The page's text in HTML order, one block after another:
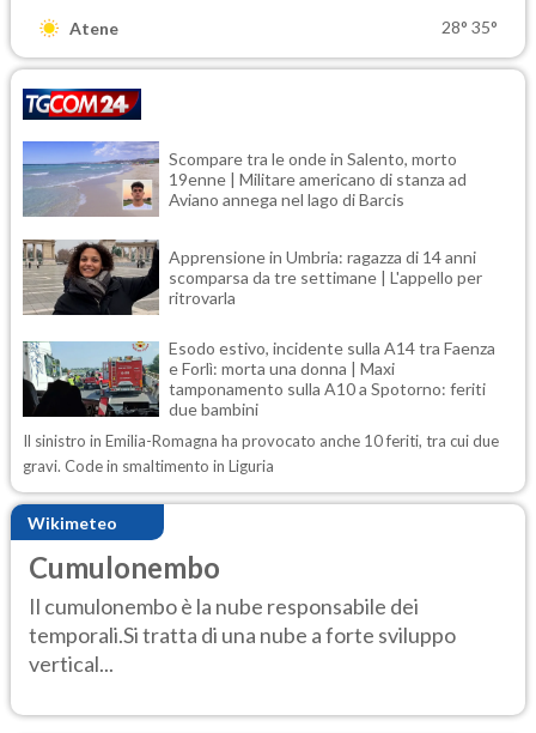
Atene 28° 35°
Scompare tra le onde in Salento, morto
19enne | Militare americano di stanza ad
Aviano annega nel lago di Barcis
Apprensione in Umbria: ragazza di 14 anni
scomparsa da tre settimane | L'appello per
ritrovarla
Esodo estivo, incidente sulla A14 tra Faenza
e Forlì: morta una donna | Maxi
tamponamento sulla A10 a Spotorno: feriti
due bambini
Il sinistro in Emilia-Romagna ha provocato anche 10 feriti, tra cui due
gravi. Code in smaltimento in Liguria
Wikimeteo
Cumulonembo
Il cumulonembo è la nube responsabile dei
temporali.Si tratta di una nube a forte sviluppo
vertical...